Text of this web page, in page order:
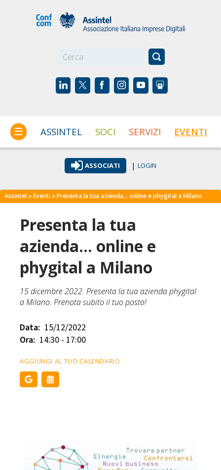
☰ ASSINTEL SOCI SERVIZI EVENTI
ASSOCIATI | LOGIN
Assintel »Eventi » Presenta la tua azienda… online e phygital a Milano
Presenta la tua
azienda... online e
phygital a Milano
15 dicembre 2022. Presenta la tua azienda phygital
a Milano. Prenota subito il tuo posto!
Data: 15/12/2022
Ora: 14:30 - 17:00
AGGIUNGI AL TUO CALENDARIO